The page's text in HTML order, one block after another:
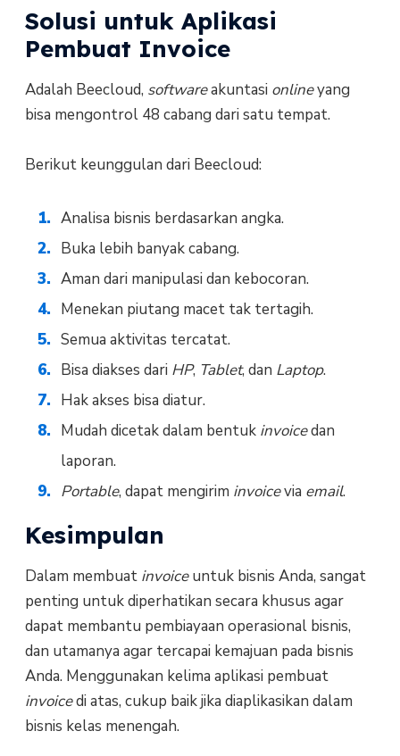
Solusi untuk Aplikasi
Pembuat Invoice
Adalah Beecloud, softwareakuntasi onlineyang
bisa mengontrol 48 cabang dari satu tempat.
Berikut keunggulan dari Beecloud:
Analisa bisnis berdasarkan angka.
Buka lebih banyak cabang.
Aman dari manipulasi dan kebocoran.
Menekan piutang macet tak tertagih.
Semua aktivitas tercatat.
Bisa diakses dari HP, Tablet, dan Laptop.
Hak akses bisa diatur.
Mudah dicetak dalam bentuk invoicedan
laporan.
Portable, dapat mengirim invoicevia email.
Kesimpulan
Dalam membuat invoiceuntuk bisnis Anda, sangat
penting untuk diperhatikan secara khusus agar
dapat membantu pembiayaan operasional bisnis,
dan utamanya agar tercapai kemajuan pada bisnis
Anda. Menggunakan kelima aplikasi pembuat
invoicedi atas, cukup baik jika diaplikasikan dalam
bisnis kelas menengah.